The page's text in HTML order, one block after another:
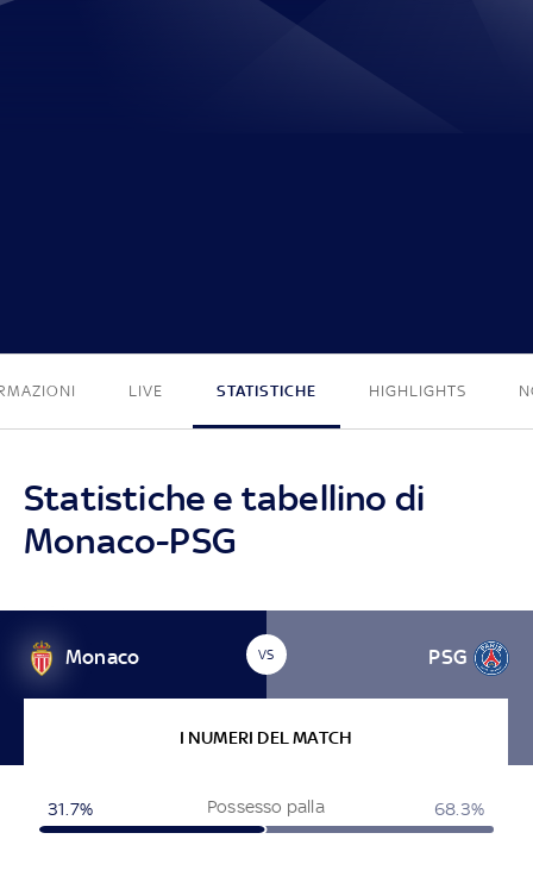
LIVE STATISTICHE HIGHLIGHTS
Statistiche e tabellino di
Monaco-PSG
Monaco VS PSG
I NUMERI DEL MATCH
Possesso palla
31.7% 68.3%